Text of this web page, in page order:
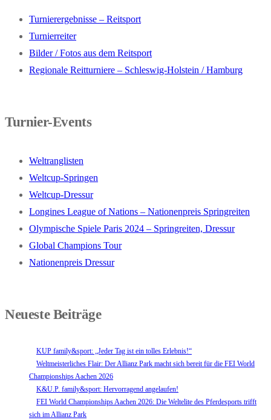
Turnierergebnisse – Reitsport
Turnierreiter
Bilder / Fotos aus dem Reitsport
Regionale Reitturniere – Schleswig-Holstein / Hamburg
Turnier-Events
Weltranglisten
Weltcup-Springen
Weltcup-Dressur
Longines League of Nations – Nationenpreis Springreiten
Olympische Spiele Paris 2024 – Springreiten, Dressur
Global Champions Tour
Nationenpreis Dressur
Neueste Beiträge
KUP family&sport: „Jeder Tag ist ein tolles Erlebnis!“
Weltmeisterliches Flair: Der Allianz Park macht sich bereit für die FEI World
Championships Aachen 2026
K&U.P. family&sport: Hervorragend angelaufen!
FEI World Championships Aachen 2026: Die Weltelite des Pferdesports trifft
sich im Allianz Park